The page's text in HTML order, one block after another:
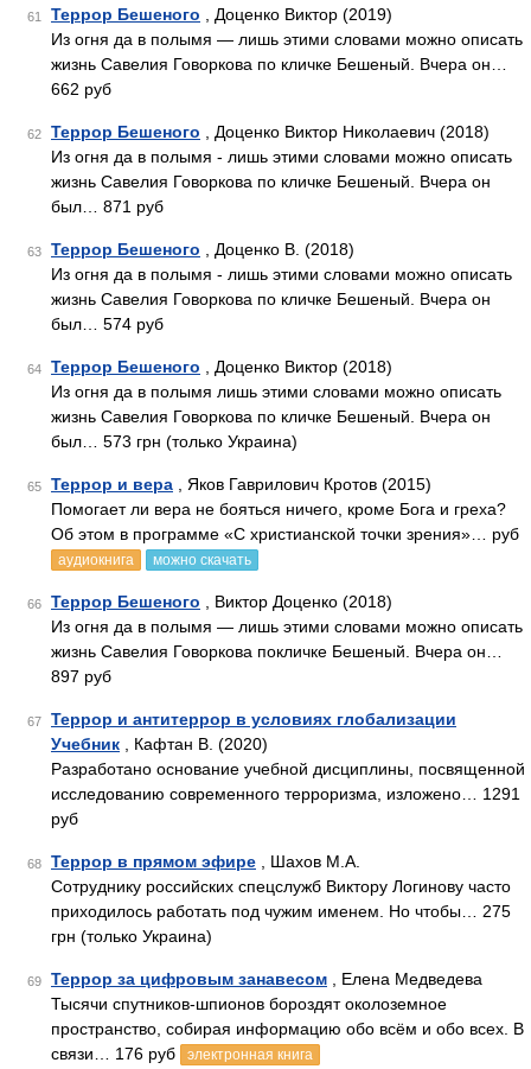
61 Террор Бешеного , Доценко Виктор (2019)
Из огня да в полымя — лишь этими словами можно описать
жизнь Савелия Говоркова по кличке Бешеный. Вчера он…
662 руб
62 Террор Бешеного , Доценко Виктор Николаевич (2018)
Из огня да в полымя - лишь этими словами можно описать
жизнь Савелия Говоркова по кличке Бешеный. Вчера он
был… 871 руб
63 Террор Бешеного , Доценко В. (2018)
Из огня да в полымя - лишь этими словами можно описать
жизнь Савелия Говоркова по кличке Бешеный. Вчера он
был… 574 руб
64 Террор Бешеного , Доценко Виктор (2018)
Из огня да в полымя лишь этими словами можно описать
жизнь Савелия Говоркова по кличке Бешеный. Вчера он
был… 573 грн (только Украина)
65 Террор и вера , Яков Гаврилович Кротов (2015)
Помогает ли вера не бояться ничего, кроме Бога и греха?
Об этом в программе «С христианской точки зрения»… руб
аудиокнига можно скачать
66 Террор Бешеного , Виктор Доценко (2018)
Из огня да в полымя — лишь этими словами можно описать
жизнь Савелия Говоркова покличке Бешеный. Вчера он…
897 руб
67
Террор и антитеррор в условиях глобализации
Учебник , Кафтан В. (2020)
Разработано основание учебной дисциплины, посвященной
исследованию современного терроризма, изложено… 1291
руб
68 Террор в прямом эфире , Шахов М.А.
Сотруднику российских спецслужб Виктору Логинову часто
приходилось работать под чужим именем. Но чтобы… 275
грн (только Украина)
69 Террор за цифровым занавесом , Елена Медведева
Тысячи спутников-шпионов бороздят околоземное
пространство, собирая информацию обо всём и обо всех. В
связи… 176 руб
электронная книга